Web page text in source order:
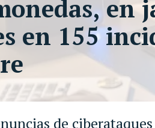
de
en
en 155